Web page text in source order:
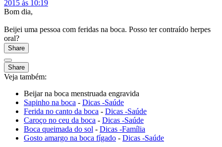
2015 às 10:19
Bom dia,
Beijei uma pessoa com feridas na boca. Posso ter contraído herpes
oral?
Share
Share
Veja também:
Beijar na boca menstruada engravida
Sapinho na boca - Dicas -Saúde
Ferida no canto da boca - Dicas -Saúde
Caroço no ceu da boca - Dicas -Saúde
Boca queimada do sol - Dicas -Família
Gosto amargo na boca fígado - Dicas -Saúde